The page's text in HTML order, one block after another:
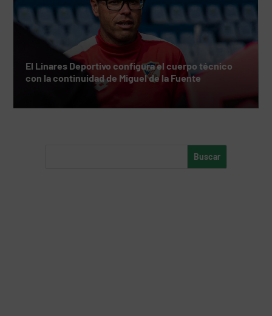
El Linares Deportivo configura el cuerpo técnico
con la continuidad de Miguel de la Fuente